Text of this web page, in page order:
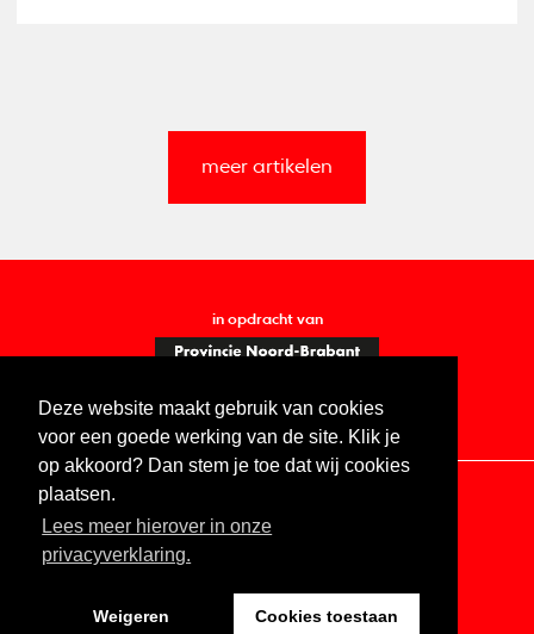
Deze website maakt gebruik van cookies
voor een goede werking van de site. Klik je
op akkoord? Dan stem je toe dat wij cookies
plaatsen.
Lees meer hierover in onze
privacyverklaring.
Weigeren Cookies toestaan
meer artikelen
in opdracht van
Contact Vacatures ANBI
Digitale toegankelijkheid